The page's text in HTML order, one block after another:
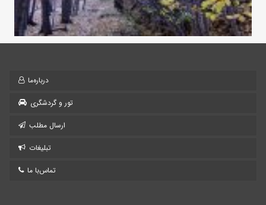
درباره‌ما
تور و گردشگری
ارسال مطلب
تبلیغات
تماس‌با ما